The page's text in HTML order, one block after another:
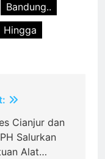
Bandung..
Hingga
Cianjur dan
Salurkan
Alat…